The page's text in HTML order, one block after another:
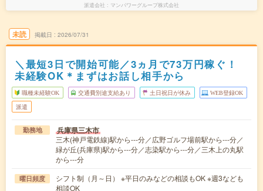
派遣会社 マンパワーグループ株式会社
未読 掲載日 2026/07/31
＼最短3日で開始可能／3ヵ月で73万円稼ぐ！
未経験OK＊まずはお話し相手から
職種未経験OK 交通費別途支給あり 土日祝日が休み WEB登録OK
派遣
勤務地 兵庫県三木市
三木(神戸電鉄線)駅から---分／広野ゴルフ場前駅から---分／
緑が丘(兵庫県)駅から---分／志染駅から---分／三木上の丸駅
から---分
曜日頻度
シフト制（月～日） ※平日のみなどの相談もOK ※週3なども
相談OK